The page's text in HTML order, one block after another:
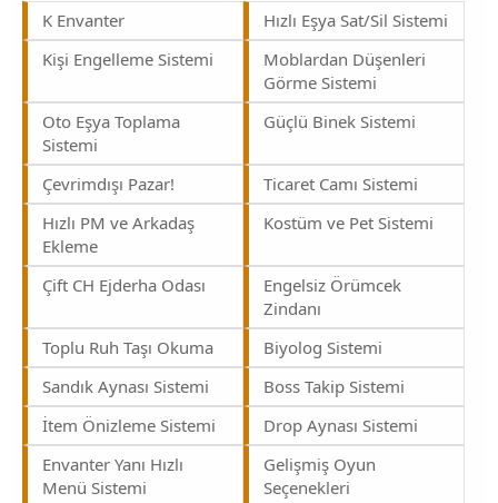
K Envanter
Hızlı Eşya Sat/Sil Sistemi
Kişi Engelleme Sistemi
Moblardan Düşenleri
Görme Sistemi
Oto Eşya Toplama
Sistemi
Güçlü Binek Sistemi
Çevrimdışı Pazar!
Ticaret Camı Sistemi
Hızlı PM ve Arkadaş
Ekleme
Kostüm ve Pet Sistemi
Çift CH Ejderha Odası
Engelsiz Örümcek
Zindanı
Toplu Ruh Taşı Okuma
Biyolog Sistemi
Sandık Aynası Sistemi
Boss Takip Sistemi
İtem Önizleme Sistemi
Drop Aynası Sistemi
Envanter Yanı Hızlı
Menü Sistemi
Gelişmiş Oyun
Seçenekleri